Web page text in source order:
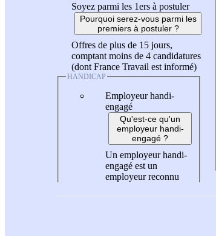
Soyez parmi les 1ers à postuler
Pourquoi serez-vous parmi les
premiers à postuler ?
Offres de plus de 15 jours,
comptant moins de 4 candidatures
(dont France Travail est informé)
HANDICAP
Employeur handi-
engagé
Qu'est-ce qu'un
employeur handi-
engagé ?
Un employeur handi-
engagé est un
employeur reconnu